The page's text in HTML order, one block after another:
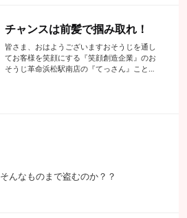
チャンスは前髪で掴み取れ！
皆さま、おはようございますおそうじを通し
てお客様を笑顔にする『笑顔創造企業』のお
そうじ革命浜松駅南店の『てっさん』こと代
そんなものまで盗むのか？？